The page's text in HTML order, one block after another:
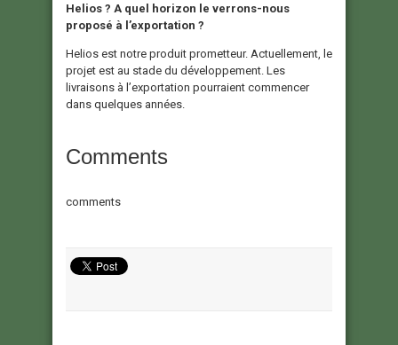
Helios ? A quel horizon le verrons-nous
proposé à l’exportation ?
Helios est notre produit prometteur. Actuellement, le
projet est au stade du développement. Les
livraisons à l’exportation pourraient commencer
dans quelques années.
Comments
comments